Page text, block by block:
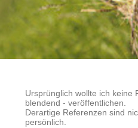
Ursprünglich wollte ich keine
blendend - veröffentlichen.
Derartige Referenzen sind
persönlich.